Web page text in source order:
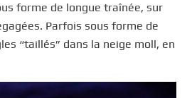
forme de longue traînée, sur
Parfois sous forme de
“taillés” dans la neige moll, en